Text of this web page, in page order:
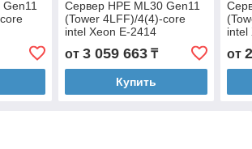
SATA
RAID
Сервер HPE ML30 Gen11
(Tower 4LFF)/4(4)-core
intel Xeon E-2414
(2.6GHz)/128GB UDIMM
nECC/2x480GB SSD SATA
Server (nhs)/VROC/RAID
от 3 059 663₸
Купить
intel
от